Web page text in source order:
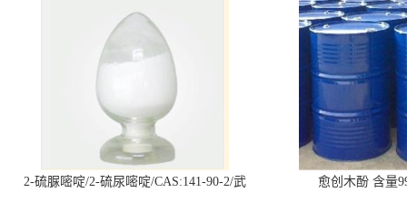
2-硫脲嘧啶/2-硫尿嘧啶/CAS:141-90-2/武
愈创木酚 含量